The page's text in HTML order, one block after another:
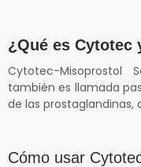
¿Qué es Cytotec
Cytotec-
también es llamada
de las
Cómo usar